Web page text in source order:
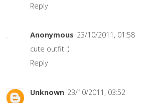
Reply
Anonymous 23/10/2011, 01:58
cute outfit :)
Reply
Unknown 23/10/2011, 03:52